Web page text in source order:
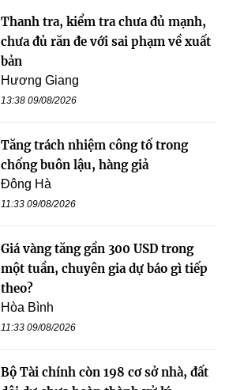
Thanh tra, kiểm tra chưa đủ mạnh,
chưa đủ răn đe với sai phạm về xuất
bản
Hương Giang
13:38 09/08/2026
Tăng trách nhiệm công tố trong
chống buôn lậu, hàng giả
Đông Hà
11:33 09/08/2026
Giá vàng tăng gần 300 USD trong
một tuần, chuyên gia dự báo gì tiếp
theo?
Hòa Bình
11:33 09/08/2026
Bộ Tài chính còn 198 cơ sở nhà, đất